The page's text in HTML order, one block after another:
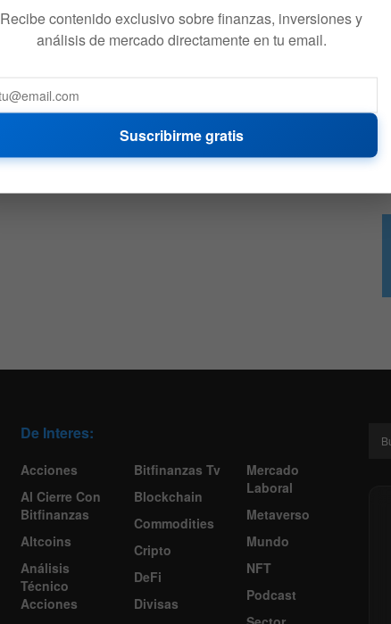
De Interes:
Acciones
Al Cierre Con
Bitfinanzas
Altcoins
Análisis
Técnico
Acciones
Bitfinanzas Tv
Blockchain
Commodities
Cripto
DeFi
Divisas
Mercado
Laboral
Metaverso
Mundo
NFT
Podcast
Recibe contenido exclusivo sobre finanzas, inversiones y
análisis de mercado directamente en tu email.
Suscribirme gratis